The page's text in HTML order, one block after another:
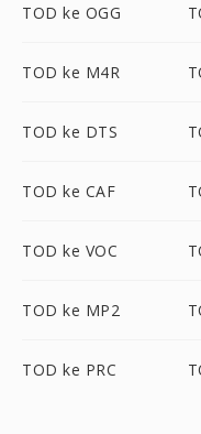
TOD ke OGG
TOD ke M4R
TOD ke DTS
TOD ke CAF
TOD ke VOC
TOD ke MP2
TOD ke PRC